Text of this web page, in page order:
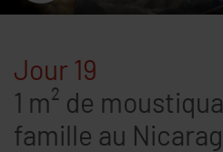
Jour 19
1 m² de
famille au